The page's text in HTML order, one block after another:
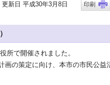
新日 平成30年3月8日 印刷
所で開催されました。
画の策定に向け、本市の市民公益